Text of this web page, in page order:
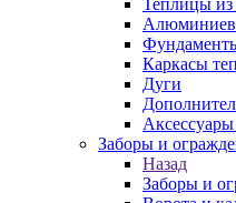
Теплицы из
Каркасы
Дуги
Заборы и
Назад
Заборы и